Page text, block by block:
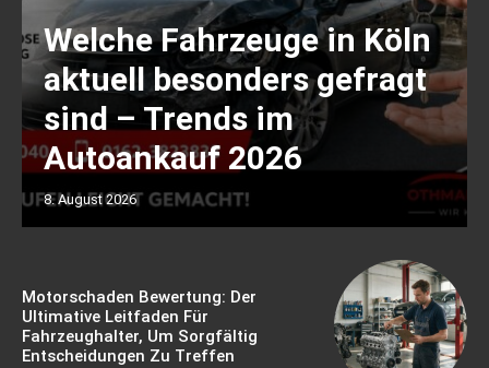
Welche Fahrzeuge in Köln
aktuell besonders gefragt
sind – Trends im
Autoankauf 2026
8. August 2026
Motorschaden Bewertung: Der
Ultimative Leitfaden Für
Fahrzeughalter, Um Sorgfältig
Entscheidungen Zu Treffen